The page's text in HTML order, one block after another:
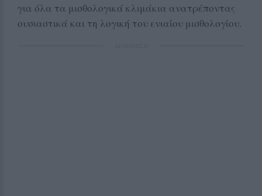
για όλα τα μισθολογικά κλιμάκια ανατρέποντας
ουσιαστικά και τη λογική του ενιαίου μισθολογίου.